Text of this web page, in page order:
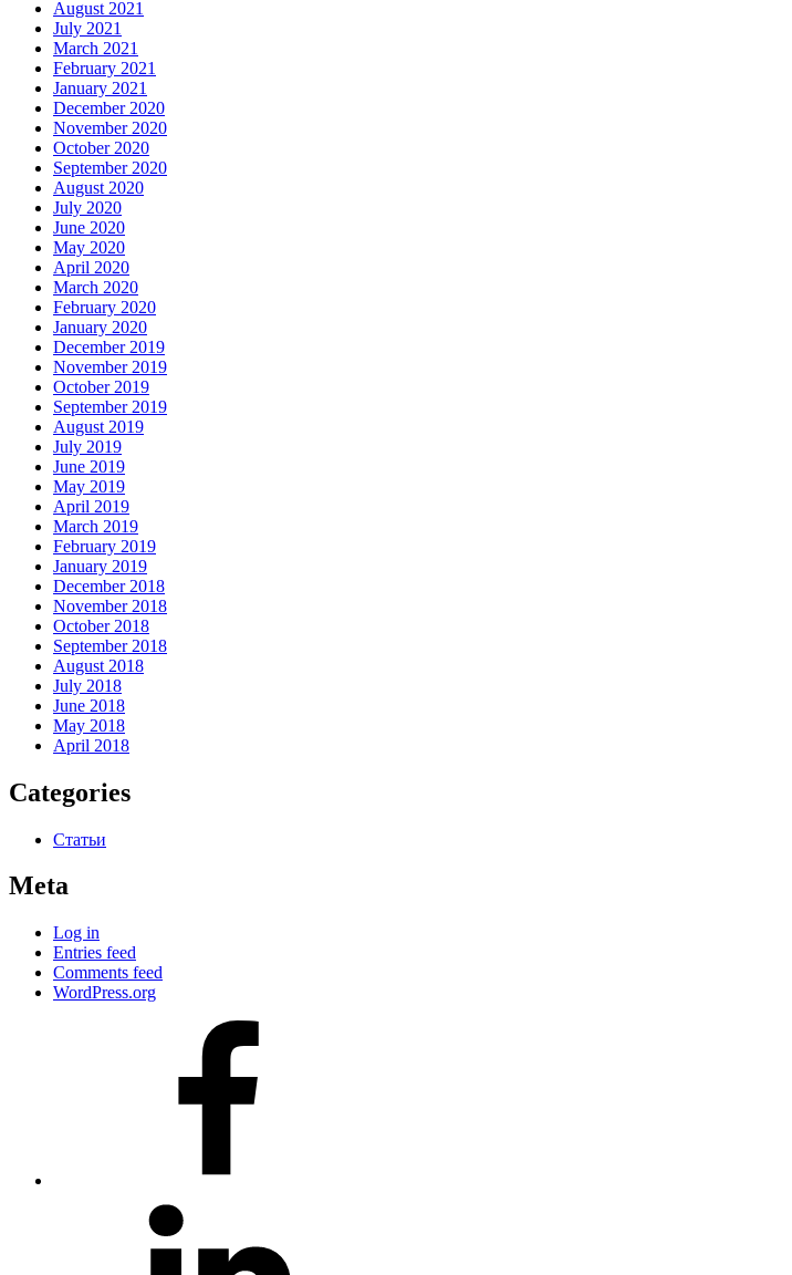
August 2021
July 2021
March 2021
February 2021
January 2021
December 2020
November 2020
October 2020
September 2020
August 2020
July 2020
June 2020
May 2020
April 2020
March 2020
February 2020
January 2020
December 2019
November 2019
October 2019
September 2019
August 2019
July 2019
June 2019
May 2019
April 2019
March 2019
February 2019
January 2019
December 2018
November 2018
October 2018
September 2018
August 2018
July 2018
June 2018
May 2018
April 2018
Categories
Статьи
Meta
Log in
Entries feed
Comments feed
WordPress.org